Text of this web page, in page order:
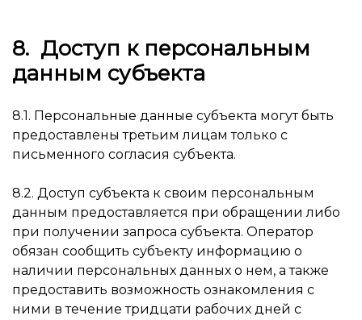
8. Доступ к персональным
данным субъекта
8.1. Персональные данные субъекта могут быть
предоставлены третьим лицам только с
письменного согласия субъекта.
8.2. Доступ субъекта к своим персональным
данным предоставляется при обращении либо
при получении запроса субъекта. Оператор
обязан сообщить субъекту информацию о
наличии персональных данных о нем, а также
предоставить возможность ознакомления с
ними в течение тридцати рабочих дней с